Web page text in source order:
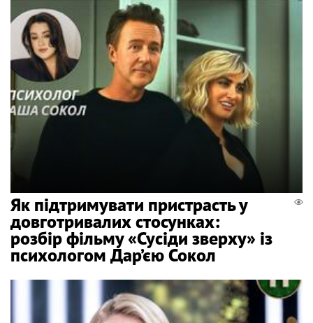
Як підтримувати пристрасть у
довготривалих стосунках:
розбір фільму «Сусіди зверху» із
психологом Дар’єю Сокол